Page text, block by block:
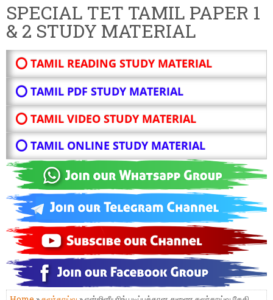
SPECIAL TET TAMIL PAPER 1
& 2 STUDY MATERIAL
⭕ TAMIL READING STUDY MATERIAL
⭕ TAMIL PDF STUDY MATERIAL
⭕ TAMIL VIDEO STUDY MATERIAL
⭕ TAMIL ONLINE STUDY MATERIAL